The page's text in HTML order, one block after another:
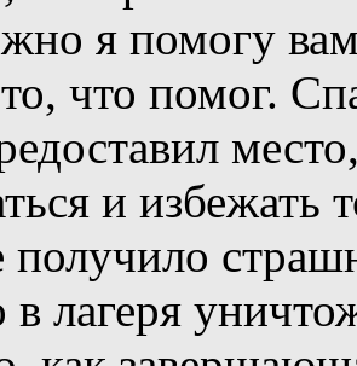
я помогу
что помог.
и избежать
получило
лагеря